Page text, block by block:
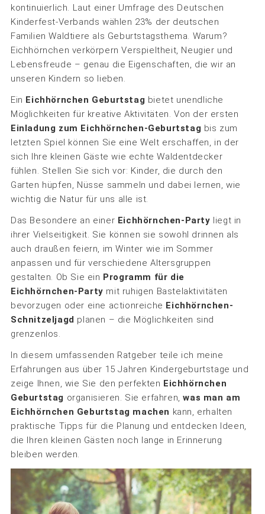
kontinuierlich. Laut einer Umfrage des Deutschen
Kinderfest-Verbands wählen 23% der deutschen
Familien Waldtiere als Geburtstagsthema. Warum?
Eichhörnchen verkörpern Verspieltheit, Neugier und
Lebensfreude – genau die Eigenschaften, die wir an
unseren Kindern so lieben.
Ein Eichhörnchen Geburtstag bietet unendliche
Möglichkeiten für kreative Aktivitäten. Von der ersten
Einladung zum Eichhörnchen-Geburtstag bis zum
letzten Spiel können Sie eine Welt erschaffen, in der
sich Ihre kleinen Gäste wie echte Waldentdecker
fühlen. Stellen Sie sich vor: Kinder, die durch den
Garten hüpfen, Nüsse sammeln und dabei lernen, wie
wichtig die Natur für uns alle ist.
Das Besondere an einer Eichhörnchen-Party liegt in
ihrer Vielseitigkeit. Sie können sie sowohl drinnen als
auch draußen feiern, im Winter wie im Sommer
anpassen und für verschiedene Altersgruppen
gestalten. Ob Sie ein Programm für die
Eichhörnchen-Party mit ruhigen Bastelaktivitäten
bevorzugen oder eine actionreiche Eichhörnchen-
Schnitzeljagd planen – die Möglichkeiten sind
grenzenlos.
In diesem umfassenden Ratgeber teile ich meine
Erfahrungen aus über 15 Jahren Kindergeburtstage und
zeige Ihnen, wie Sie den perfekten Eichhörnchen
Geburtstag organisieren. Sie erfahren,was man am
Eichhörnchen Geburtstag machen kann, erhalten
praktische Tipps für die Planung und entdecken Ideen,
die Ihren kleinen Gästen noch lange in Erinnerung
bleiben werden.